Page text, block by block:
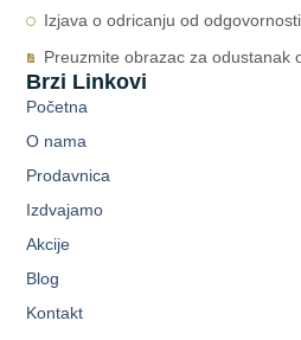
Izjava o odricanju od odgovornosti
Preuzmite obrazac za odustanak
Brzi Linkovi
Početna
O nama
Prodavnica
Izdvajamo
Akcije
Blog
Kontakt